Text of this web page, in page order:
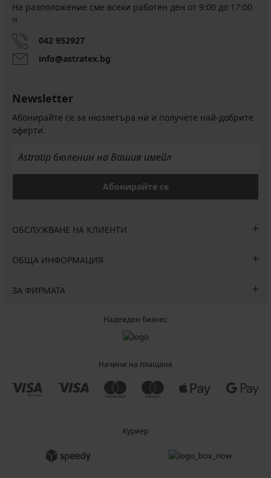
На разположение сме всеки работен ден от 9:00 до 17:00
ч
042 952927
info@astratex.bg
Newsletter
Абонирайте се за нюзлетъра ни и получете най-добрите
оферти.
Абонирайте се
ОБСЛУЖВАНЕ НА КЛИЕНТИ
ОБЩА ИНФОРМАЦИЯ
ЗА ФИРМАТА
Надежден бизнес
Начини на плащане
Куриер